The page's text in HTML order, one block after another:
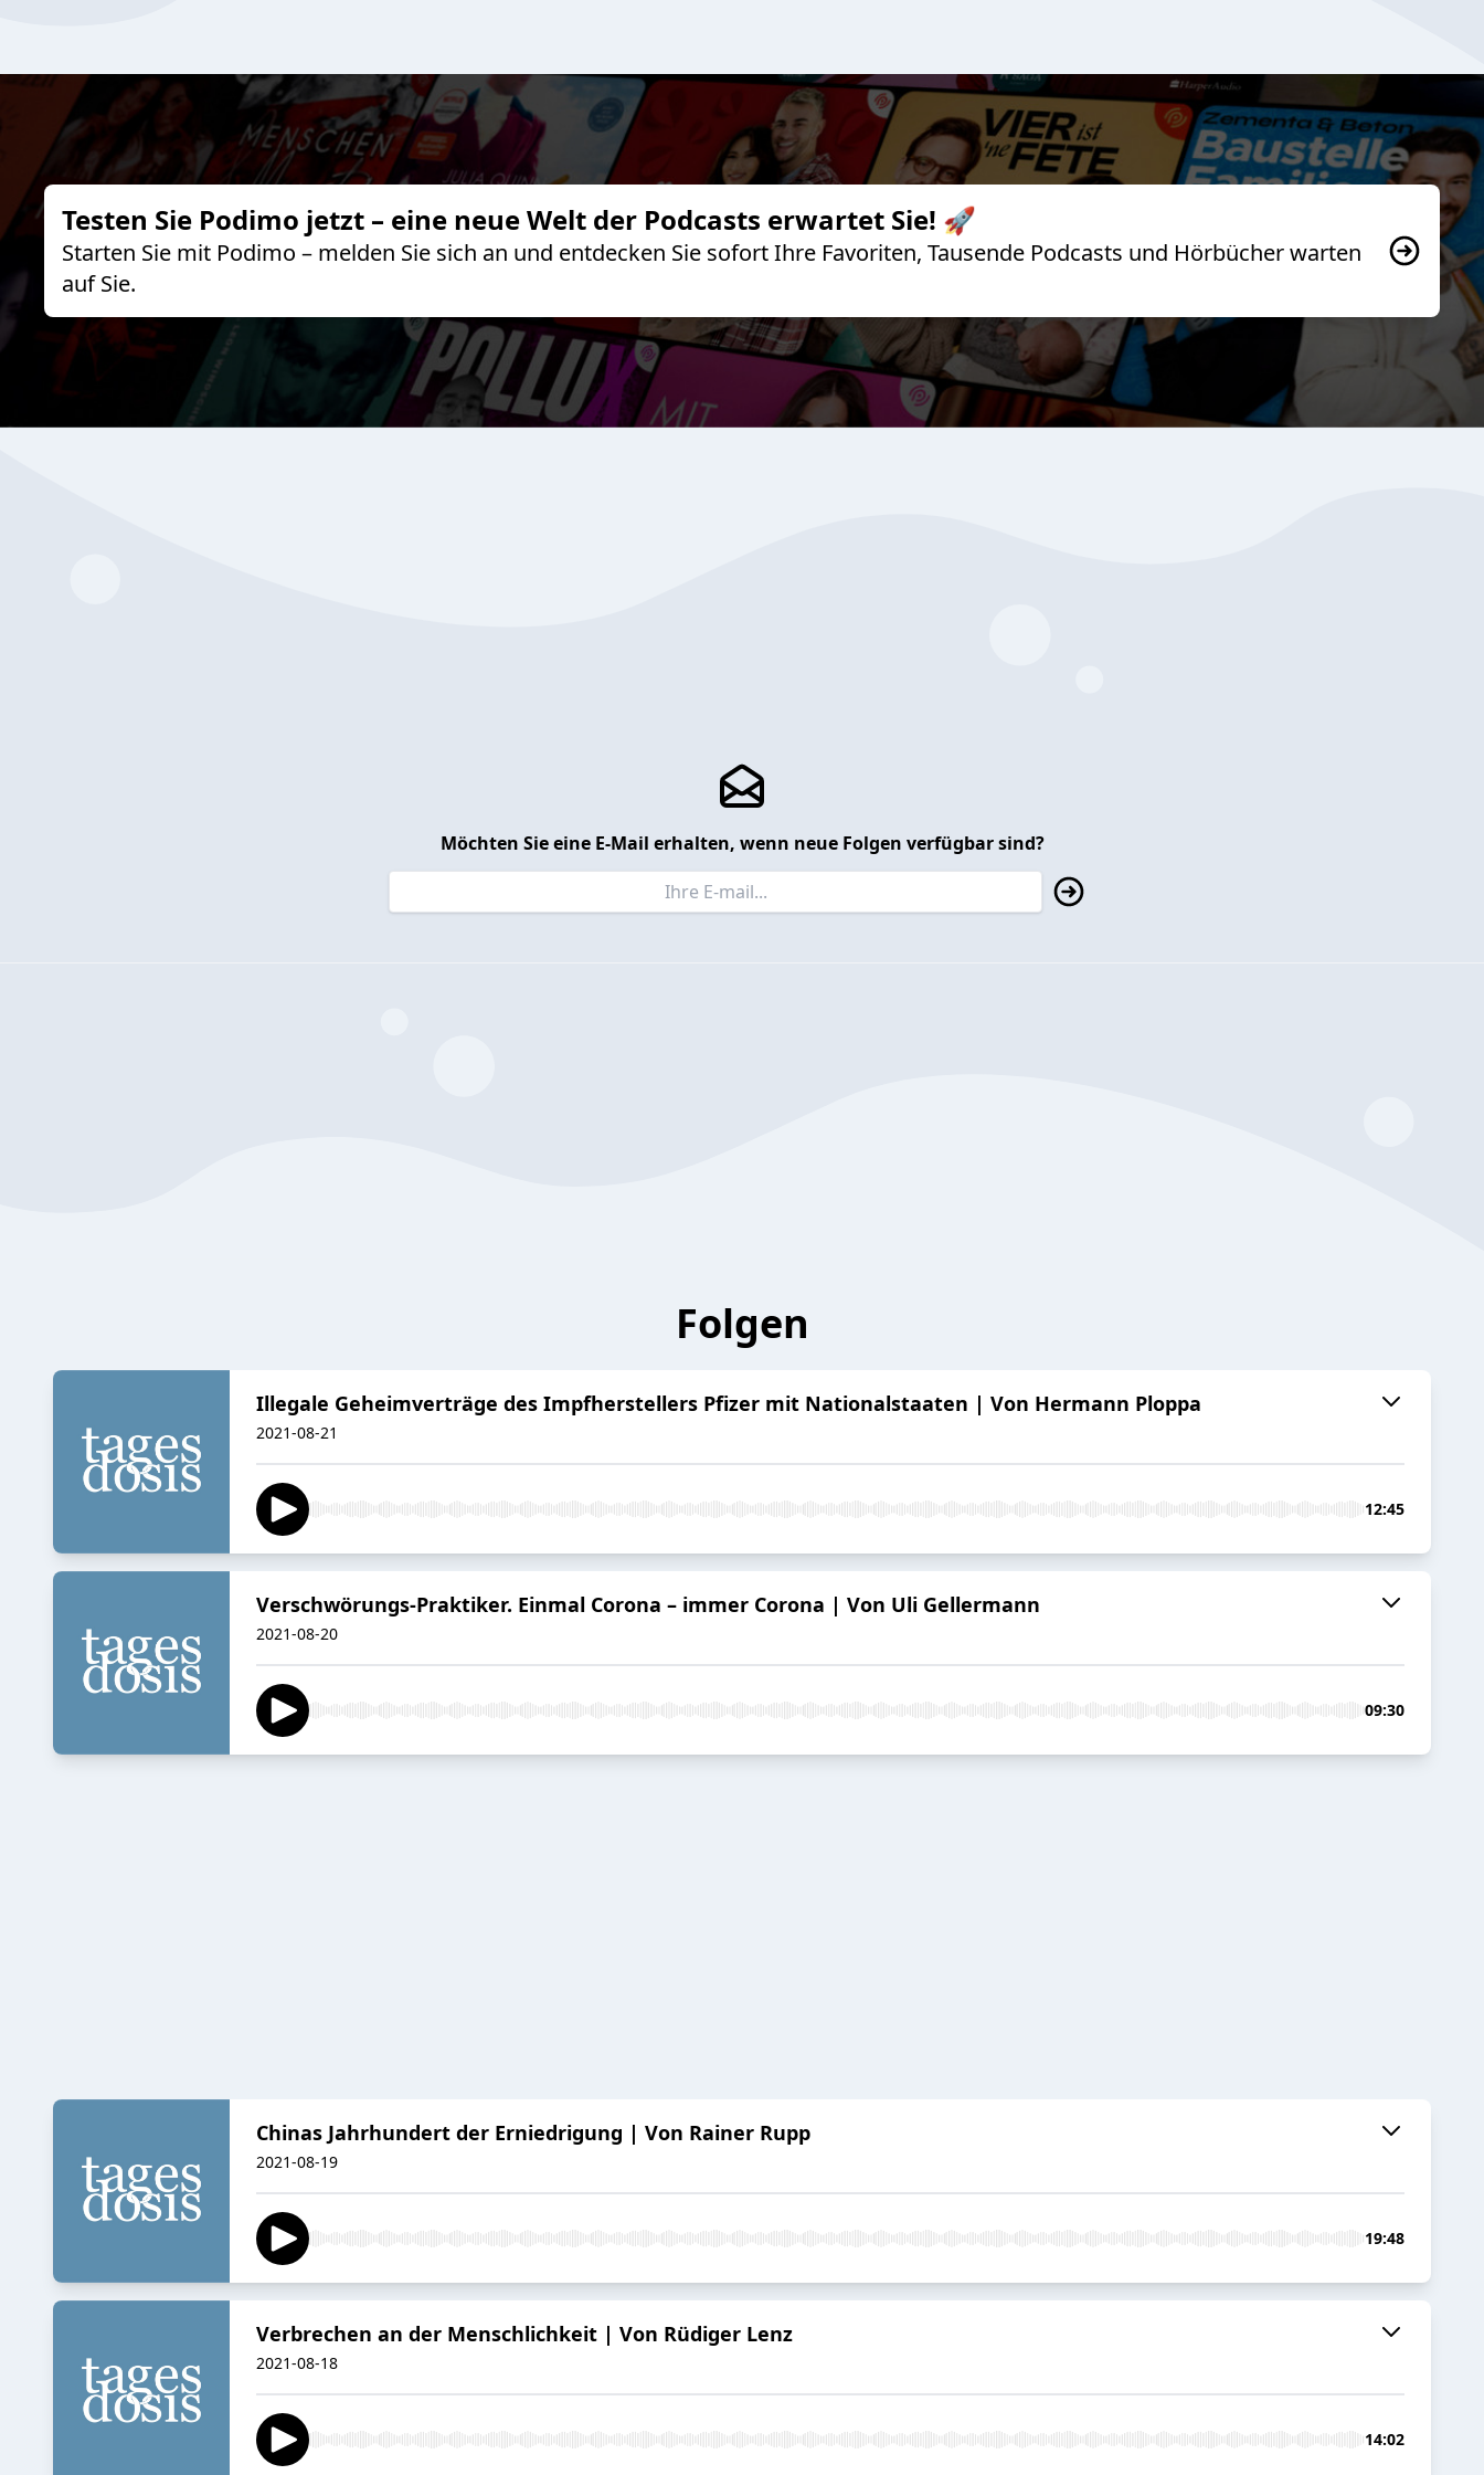
Testen Sie Podimo jetzt – eine neue Welt der Podcasts erwartet Sie! 🚀
Starten Sie mit Podimo – melden Sie sich an und entdecken Sie sofort Ihre Favoriten, Tausende Podcasts und Hörbücher warten
auf Sie.
Möchten Sie eine E-Mail erhalten, wenn neue Folgen verfügbar sind?
Folgen
Illegale Geheimverträge des Impfherstellers Pfizer mit Nationalstaaten | Von Hermann Ploppa
2021-08-21
12:45
Verschwörungs-Praktiker. Einmal Corona – immer Corona | Von Uli Gellermann
2021-08-20
09:30
Chinas Jahrhundert der Erniedrigung | Von Rainer Rupp
2021-08-19
19:48
Verbrechen an der Menschlichkeit | Von Rüdiger Lenz
2021-08-18
14:02